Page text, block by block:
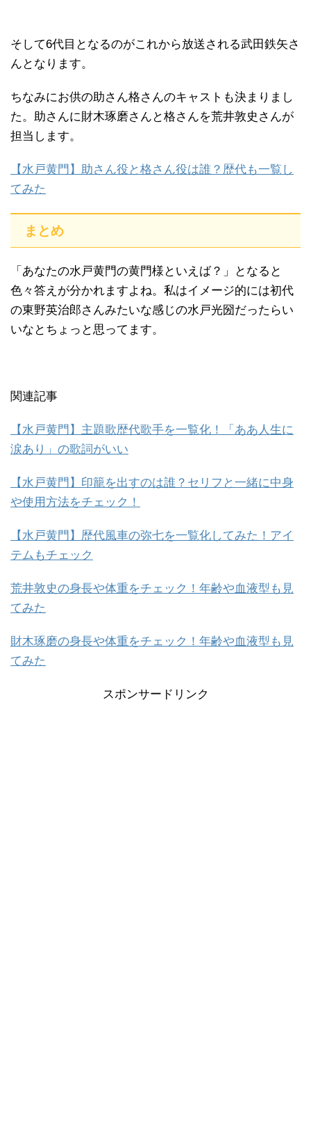
そして6代目となるのがこれから放送される武田鉄矢さ
んとなります。
ちなみにお供の助さん格さんのキャストも決まりまし
た。助さんに財木琢磨さんと格さんを荒井敦史さんが
担当します。
【水戸黄門】助さん役と格さん役は誰？歴代も一覧し
てみた
まとめ
「あなたの水戸黄門の黄門様といえば？」となると
色々答えが分かれますよね。私はイメージ的には初代
の東野英治郎さんみたいな感じの水戸光圀だったらい
いなとちょっと思ってます。
関連記事
【水戸黄門】主題歌歴代歌手を一覧化！「ああ人生に
涙あり」の歌詞がいい
【水戸黄門】印籠を出すのは誰？セリフと一緒に中身
や使用方法をチェック！
【水戸黄門】歴代風車の弥七を一覧化してみた！アイ
テムもチェック
荒井敦史の身長や体重をチェック！年齢や血液型も見
てみた
財木琢磨の身長や体重をチェック！年齢や血液型も見
てみた
スポンサードリンク